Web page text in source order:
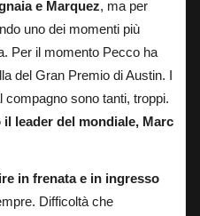
e Marquez, ma per
uno dei momenti più
Per il momento Pecco ha
del Gran Premio di Austin. I
sono tanti, troppi.
leader del mondiale, Marc
in frenata e in ingresso
Difficoltà che